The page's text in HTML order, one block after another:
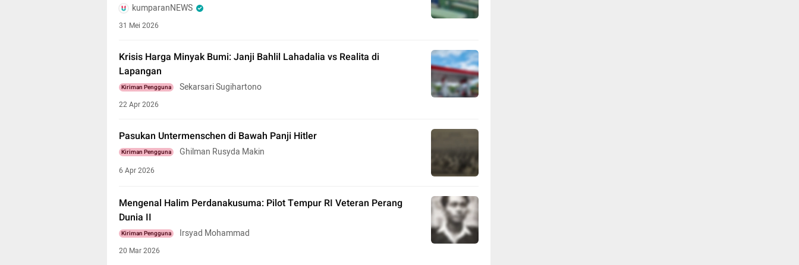
kumparanNEWS
31 Mei 2026
Krisis Harga Minyak Bumi: Janji Bahlil Lahadalia vs Realita di
Lapangan
Kiriman Pengguna Sekarsari Sugihartono
22 Apr 2026
Pasukan Untermenschen di Bawah Panji Hitler
Kiriman Pengguna Ghilman Rusyda Makin
6 Apr 2026
Mengenal Halim Perdanakusuma: Pilot Tempur RI Veteran Perang
Dunia II
Kiriman Pengguna Irsyad Mohammad
20 Mar 2026